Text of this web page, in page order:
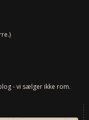
- vi sælger ikke rom.